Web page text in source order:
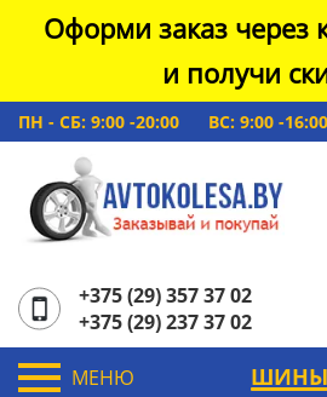
Оформи заказ через
и получи
ПН - СБ: 9:00 -20:00 ВС: 9:00 -16:00
+375 (29) 357 37 02
+375 (29) 237 37 02
МЕНЮ ШИНЫ